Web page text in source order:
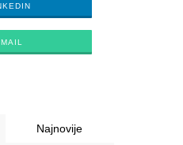
Najnovije